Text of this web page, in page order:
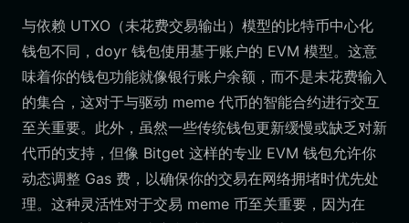
与依赖 UTXO（未花费交易输出）模型的比特币中心化
钱包不同，doyr 钱包使用基于账户的 EVM 模型。这意
味着你的钱包功能就像银行账户余额，而不是未花费输入
的集合，这对于与驱动 meme 代币的智能合约进行交互
至关重要。此外，虽然一些传统钱包更新缓慢或缺乏对新
代币的支持，但像 Bitget 这样的专业 EVM 钱包允许你
动态调整 Gas 费，以确保你的交易在网络拥堵时优先处
理。这种灵活性对于交易 meme 币至关重要，因为在